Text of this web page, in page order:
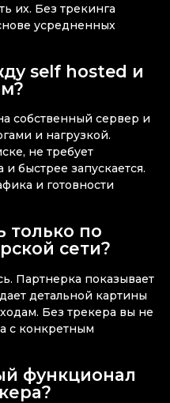
их. Без трекинга
усредненных
self hosted и
собственный сервер и
и нагрузкой.
не требует
быстрее запускается.
и готовности
только по
сети?
Партнерка показывает
детальной картины
Без трекера вы не
с конкретным
функционал